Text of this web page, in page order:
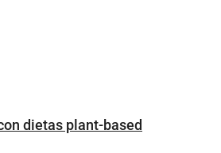
dietas plant-based